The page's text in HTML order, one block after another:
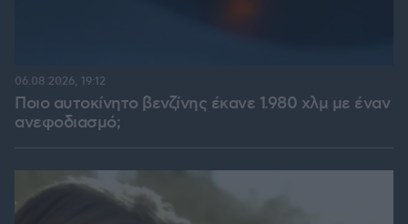
Ποιο αυτοκίνητο βενζίνης έκανε 1.980 χλμ με έναν
ανεφοδιασμό;
06.08.2026, 19:12